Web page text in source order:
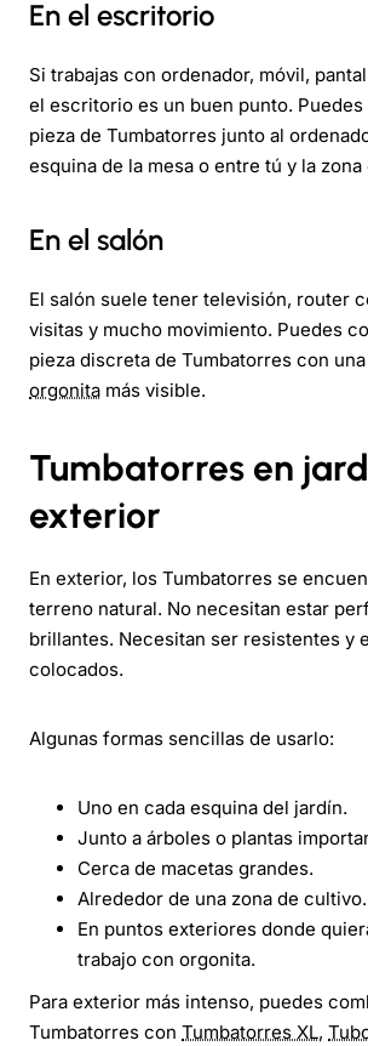
En el escritorio
Si trabajas con ordenador, móvil,
el escritorio es un buen punto.
pieza de Tumbatorres junto al
esquina de la mesa o entre tú y la
En el salón
El salón suele tener televisión, router
visitas y mucho movimiento. Puedes
pieza discreta de Tumbatorres con una
orgonita más visible.
Tumbatorres en
exterior
En exterior, los Tumbatorres se
terreno natural. No necesitan estar
brillantes. Necesitan ser resistentes y
colocados.
Algunas formas sencillas de usarlo:
Uno en cada esquina del jardín.
Junto a árboles o plantas
Cerca de macetas grandes.
Alrededor de una zona de cultivo.
En puntos exteriores donde
trabajo con orgonita.
Para exterior más intenso, puedes
Tumbatorres con Tumbatorres XL,